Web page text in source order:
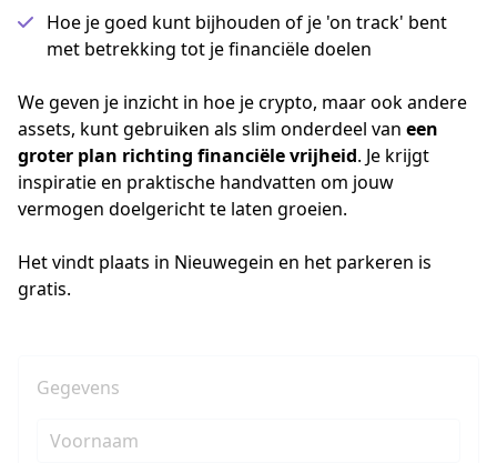
Hoe je goed kunt bijhouden of je 'on track' bent
met betrekking tot je financiële doelen
We geven je inzicht in hoe je crypto, maar ook andere
assets, kunt gebruiken als slim onderdeel van een
groter plan richting financiële vrijheid. Je krijgt
inspiratie en praktische handvatten om jouw
vermogen doelgericht te laten groeien.
Het vindt plaats in Nieuwegein en het parkeren is
gratis.
Gegevens
Voornaam